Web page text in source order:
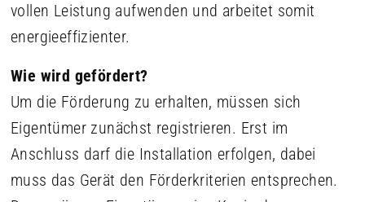
vollen Leistung aufwenden und arbeitet somit
energieeffizienter.
Wie wird gefördert?
Um die Förderung zu erhalten, müssen sich
Eigentümer zunächst registrieren. Erst im
Anschluss darf die Installation erfolgen, dabei
muss das Gerät den Förderkriterien entsprechen.